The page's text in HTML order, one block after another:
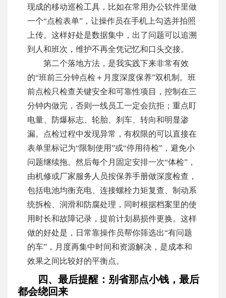
现成的移动巡检工具，比如在常用办公软件里做
一个“点检表单”，让操作员在手机上勾选并拍照
上传。这样好处是数据集中，出了问题可以追溯
到人和班次，维护不再全凭记忆和口头交接。
第二个落地方法，是我实践下来非常有效
的“班前三分钟点检＋月度深度保养”双机制。班
前点检只检查关键安全和可靠性项目，控制在三
分钟内做完，否则一线员工一定会抗拒；重点盯
电量、防爆标志、轮胎、刹车、转向和明显渗
漏。点检过程中发现异常，有权限的可以直接在
表单里标记为“限制使用”或“停用待检”，避免小
问题继续拖。然后每个月固定安排一次“体检”，
由机修或厂家服务人员按保养手册做深度检查，
包括电池均衡充电、连接螺栓力矩复查、制动系
统拆检、润滑和防腐处理，同时根据档案里的使
用时长和故障记录，提前计划易损件更换。这样
做的好处是，日常靠操作员帮你筛选出“有问题
的车”，月度再集中时间和资源解决，是成本和
效果之间比较好的平衡点。
四、最后提醒：别省那点小钱，最后
都会绕回来